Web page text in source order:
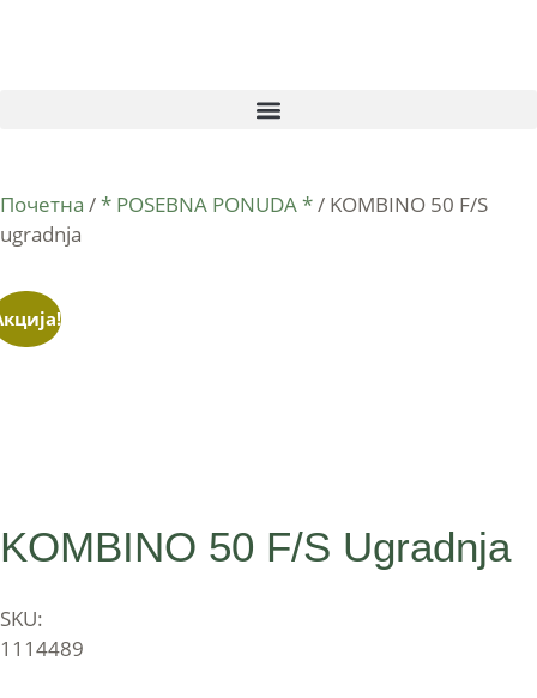
Почетна /* POSEBNA PONUDA */ KOMBINO 50 F/S
ugradnja
KOMBINO 50 F/S Ugradnja
SKU:
1114489